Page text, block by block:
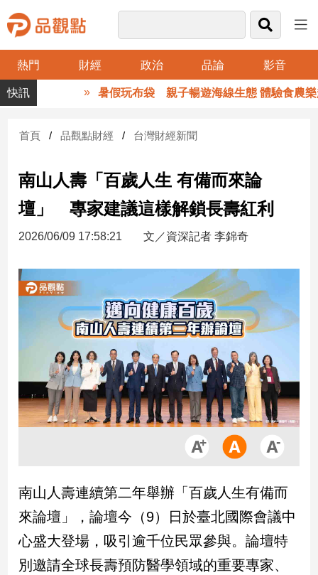
熱門 財經 政治 品論 影音
品
觀
財
台
灣
財
新
產
經/
股
品
政
治
政
治
焦
暑假玩布袋 親子暢遊海線生態 體驗食農樂趣
首頁 品觀點財經 台灣財經新聞
南山人壽「百歲人生 有備而來論
壇」 專家建議這樣解鎖長壽紅利
2026/06/09 17:58:21 文／資深記者 李錦奇
南山人壽連續第二年舉辦「百歲人生有備而
來論壇」，論壇今（9）日於臺北國際會議中
心盛大登場，吸引逾千位民眾參與。論壇特
別邀請全球長壽預防醫學領域的重要專家、